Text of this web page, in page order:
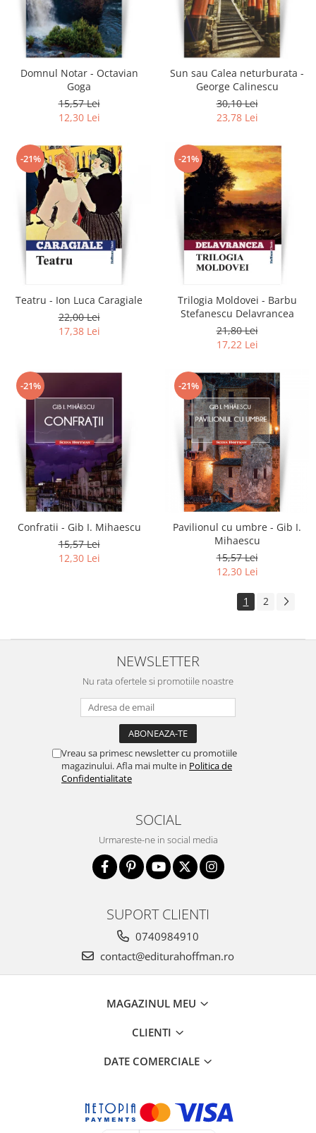
Domnul Notar - Octavian
Goga
15,57 Lei
12,30 Lei
Sun sau Calea neturburata -
George Calinescu
30,10 Lei
23,78 Lei
-21%
Teatru - Ion Luca Caragiale
22,00 Lei
17,38 Lei
-21%
Trilogia Moldovei - Barbu
Stefanescu Delavrancea
21,80 Lei
17,22 Lei
-21%
Confratii - Gib I. Mihaescu
15,57 Lei
12,30 Lei
-21%
Pavilionul cu umbre - Gib I.
Mihaescu
15,57 Lei
12,30 Lei
1 2
NEWSLETTER
Nu rata ofertele si promotiile noastre
Vreau sa primesc newsletter cu promotiile
magazinului. Afla mai multe in Politica de
Confidentialitate
SOCIAL
Urmareste-ne in social media
SUPORT CLIENTI
0740984910
contact@editurahoffman.ro
MAGAZINUL MEU
CLIENTI
DATE COMERCIALE